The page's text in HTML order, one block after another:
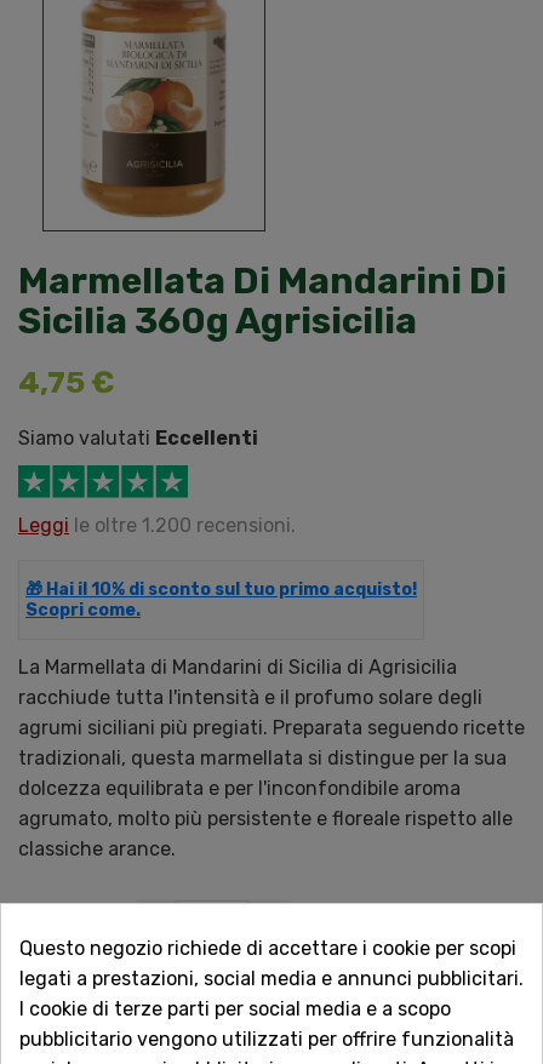
Marmellata Di Mandarini Di
Sicilia 360g Agrisicilia
4,75 €
Siamo valutati Eccellenti
Leggi le oltre 1.200 recensioni.
🎁 Hai il 10% di sconto sul tuo primo acquisto!
Scopri come.
La Marmellata di Mandarini di Sicilia di Agrisicilia
racchiude tutta l'intensità e il profumo solare degli
agrumi siciliani più pregiati. Preparata seguendo ricette
tradizionali, questa marmellata si distingue per la sua
dolcezza equilibrata e per l'inconfondibile aroma
agrumato, molto più persistente e floreale rispetto alle
classiche arance.
AGGIUNGI AL CARRELLO
Questo negozio richiede di accettare i cookie per scopi
legati a prestazioni, social media e annunci pubblicitari.
I cookie di terze parti per social media e a scopo
pubblicitario vengono utilizzati per offrire funzionalità